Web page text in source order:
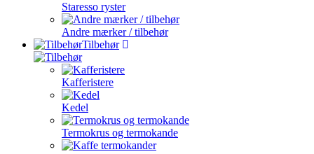
Staresso ryster
Andre mærker / tilbehør
Tilbehør
Kafferistere
Kedel
Termokrus og termokande